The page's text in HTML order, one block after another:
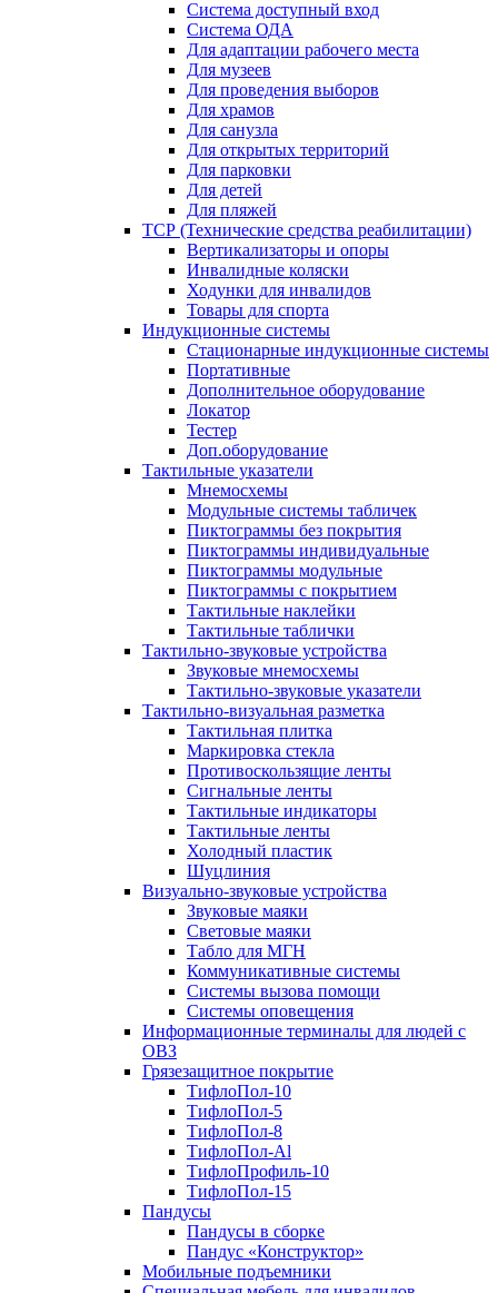
Система доступный вход
Система ОДА
Для адаптации рабочего места
Для музеев
Для проведения выборов
Для храмов
Для санузла
Для открытых территорий
Для парковки
Для детей
Для пляжей
ТСР (Технические средства реабилитации)
Вертикализаторы и опоры
Инвалидные коляски
Ходунки для инвалидов
Товары для спорта
Индукционные системы
Стационарные индукционные системы
Портативные
Дополнительное оборудование
Локатор
Тестер
Доп.оборудование
Тактильные указатели
Мнемосхемы
Модульные системы табличек
Пиктограммы без покрытия
Пиктограммы индивидуальные
Пиктограммы модульные
Пиктограммы с покрытием
Тактильные наклейки
Тактильные таблички
Тактильно-звуковые устройства
Звуковые мнемосхемы
Тактильно-звуковые указатели
Тактильно-визуальная разметка
Тактильная плитка
Маркировка стекла
Противоскользящие ленты
Сигнальные ленты
Тактильные индикаторы
Тактильные ленты
Холодный пластик
Шуцлиния
Визуально-звуковые устройства
Звуковые маяки
Световые маяки
Табло для МГН
Коммуникативные системы
Системы вызова помощи
Системы оповещения
Информационные терминалы для людей с
ОВЗ
Грязезащитное покрытие
ТифлоПол-10
ТифлоПол-5
ТифлоПол-8
ТифлоПол-Al
ТифлоПрофиль-10
ТифлоПол-15
Пандусы
Пандусы в сборке
Пандус «Конструктор»
Мобильные подъемники